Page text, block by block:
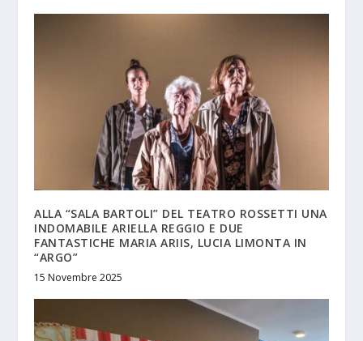
ALLA “SALA BARTOLI” DEL TEATRO ROSSETTI UNA
INDOMABILE ARIELLA REGGIO E DUE
FANTASTICHE MARIA ARIIS, LUCIA LIMONTA IN
“ARGO”
15 Novembre 2025